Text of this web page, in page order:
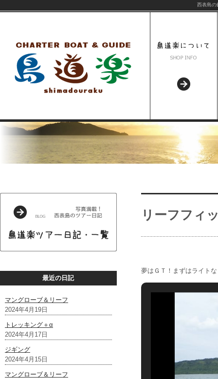
西表島の
最近の日記
マングローブ＆リーフ
2024年4月19日
トレッキング＋α
2024年4月17日
ジギング
2024年4月15日
マングローブ＆リーフ
リーフフィ
夢はＧＴ！まずはライト